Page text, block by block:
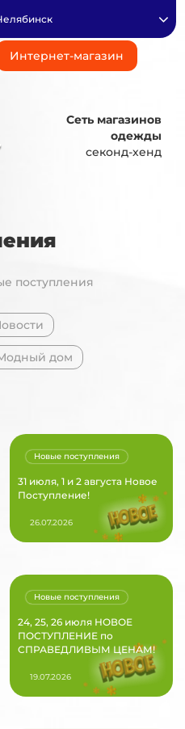
Интернет-магазин
Сеть магазинов
одежды
секонд-хенд
поступления
дом
31 июля, 1 и 2 августа Новое
Поступление!
Новые поступления
26.07.2026
24, 25, 26 июля НОВОЕ
ПОСТУПЛЕНИЕ по
СПРАВЕДЛИВЫМ ЦЕНАМ!
Новые поступления
19.07.2026